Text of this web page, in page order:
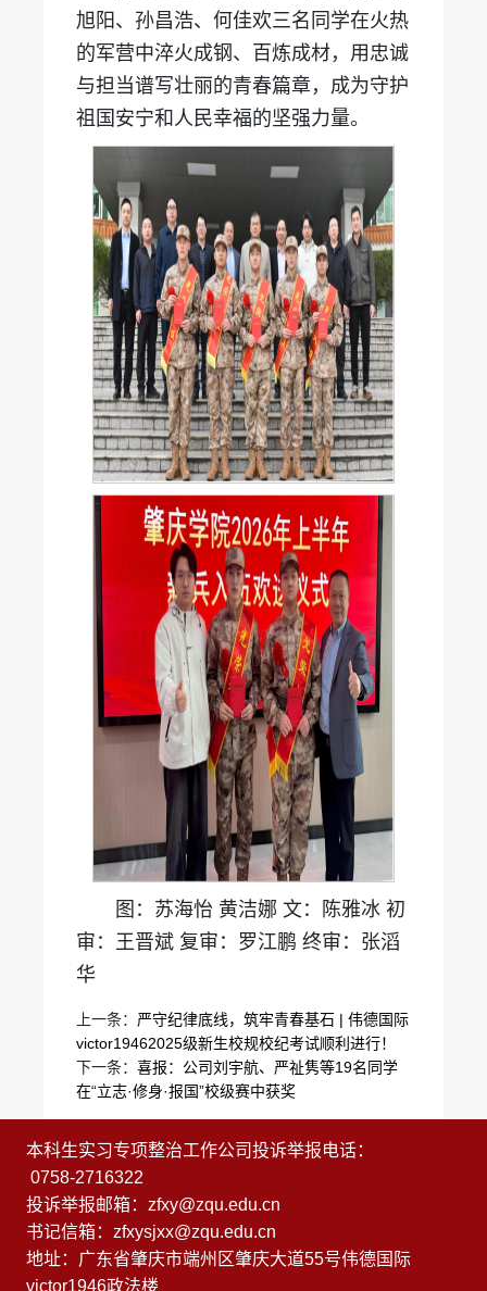
旭阳、孙昌浩、何佳欢三名同学在火热
的军营中淬火成钢、百炼成材，用忠诚
与担当谱写壮丽的青春篇章，成为守护
祖国安宁和人民幸福的坚强力量。
图：苏海怡 黄洁娜 文：陈雅冰 初
审：王晋斌 复审：罗江鹏 终审：张滔
华
上一条： 严守纪律底线，筑牢青春基石 | 伟德国际
victor19462025级新生校规校纪考试顺利进行！
下一条： 喜报：公司刘宇航、严祉隽等19名同学
在“立志·修身·报国”校级赛中获奖
本科生实习专项整治工作公司投诉举报电话：
0758-2716322
投诉举报邮箱：zfxy@zqu.edu.cn
书记信箱：zfxysjxx@zqu.edu.cn
地址：广东省肇庆市端州区肇庆大道55号伟德国际
victor1946政法楼